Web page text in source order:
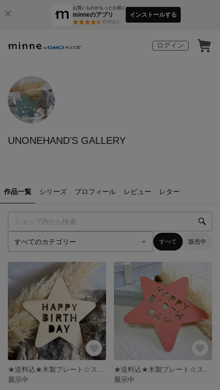
お買いものがもっとお得に
minneのアプリ
3万件以上
インストールする
ログイン
UNONEHAND'S GALLERY
作品一覧 シリーズ プロフィール レビュー レター
すべて 販売中
展示中
展示中